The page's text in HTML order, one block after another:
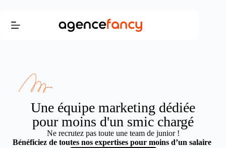
Une équipe marketing dédiée
pour moins d'un smic chargé
Ne recrutez pas toute une team de junior !
Bénéficiez de toutes nos expertises pour moins d’un salaire